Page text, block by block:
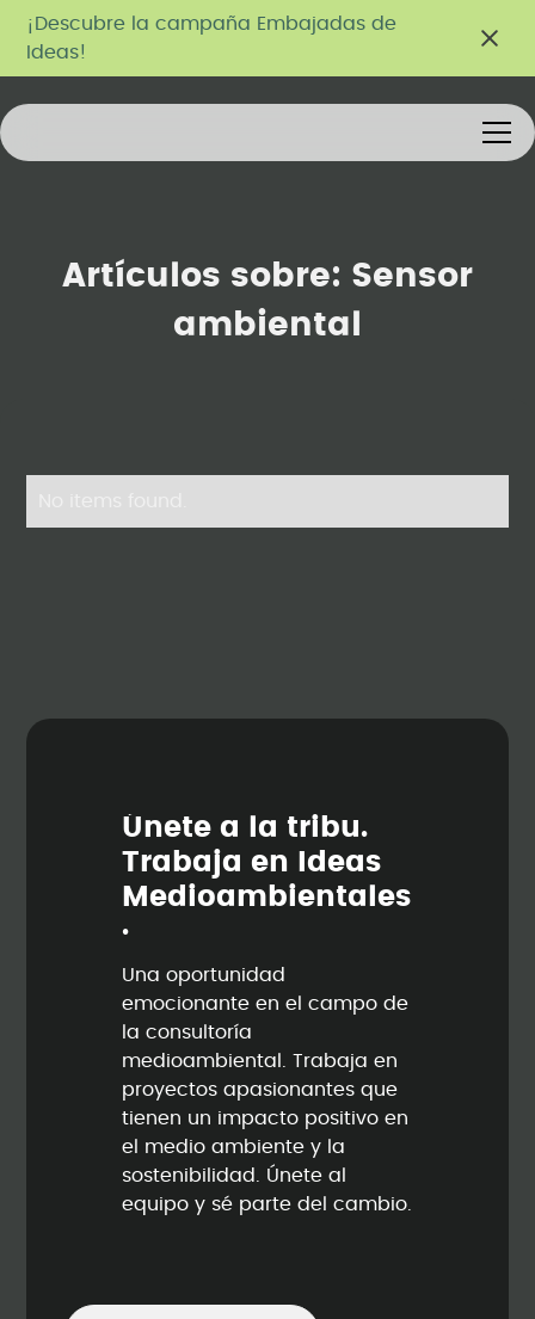
¡Descubre la campaña Embajadas de
Ideas!
Artículos sobre: Sensor
ambiental
Únete a la tribu.
Trabaja en Ideas
Medioambienta les
.
Una oportunidad
emocionante en el campo de
la consultoría
medioambiental. Trabaja en
proyectos apasionantes que
tienen un impacto positivo en
el medio ambiente y la
sostenibilidad. Únete al
equipo y sé parte del cambio.